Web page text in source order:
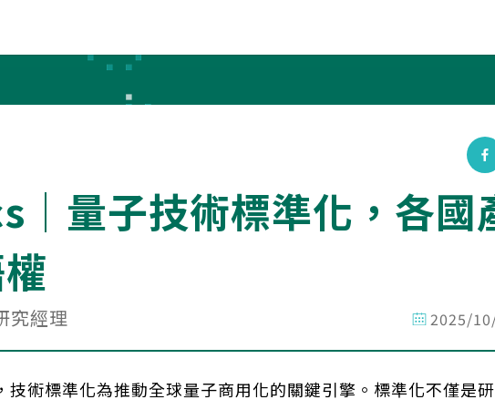
量子技術標準化，各國
究經理 2025/
術標準化為推動全球量子商用化的關鍵引擎。標準化不僅是